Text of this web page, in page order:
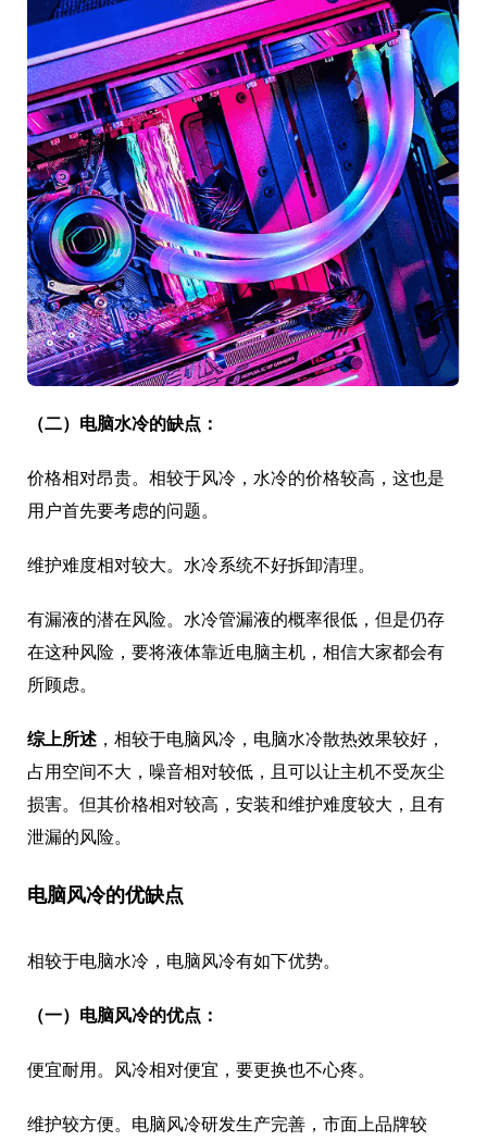
（二）电脑水冷的缺点：
价格相对昂贵。相较于风冷，水冷的价格较高，这也是
用户首先要考虑的问题。
维护难度相对较大。水冷系统不好拆卸清理。
有漏液的潜在风险。水冷管漏液的概率很低，但是仍存
在这种风险，要将液体靠近电脑主机，相信大家都会有
所顾虑。
综上所述 ，相较于电脑风冷，电脑水冷散热效果较好，
占用空间不大，噪音相对较低，且可以让主机不受灰尘
损害。但其价格相对较高，安装和维护难度较大，且有
泄漏的风险。
电脑风冷的优缺点
相较于电脑水冷，电脑风冷有如下优势。
（一）电脑风冷的优点：
便宜耐用。风冷相对便宜，要更换也不心疼。
维护较方便。电脑风冷研发生产完善，市面上品牌较